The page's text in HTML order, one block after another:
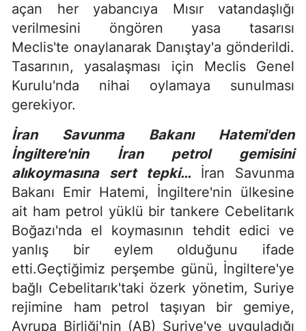
açan her yabancıya Mısır vatandaşlığı
verilmesini öngören yasa tasarısı
Meclis'te onaylanarak Danıştay'a gönderildi.
Tasarının, yasalaşması için Meclis Genel
Kurulu'nda nihai oylamaya sunulması
gerekiyor.
İran Savunma Bakanı Hatemi'den
İngiltere'nin İran petrol gemisini
alıkoymasına sert tepki… İran Savunma
Bakanı Emir Hatemi, İngiltere'nin ülkesine
ait ham petrol yüklü bir tankere Cebelitarık
Boğazı'nda el koymasının tehdit edici ve
yanlış bir eylem olduğunu ifade
etti.Geçtiğimiz perşembe günü, İngiltere'ye
bağlı Cebelitarık'taki özerk yönetim, Suriye
rejimine ham petrol taşıyan bir gemiye,
Avrupa Birliği'nin (AB) Suriye'ye uyguladığı